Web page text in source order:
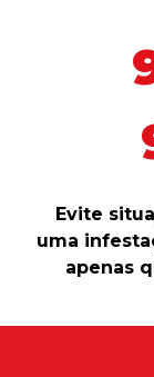
Evite
uma
apenas